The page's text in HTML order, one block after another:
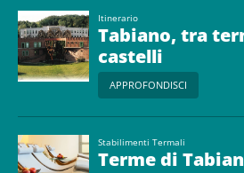
Itinerario
Tabiano, tra
castelli
APPROFONDISCI
Stabilimenti Termali
Terme di